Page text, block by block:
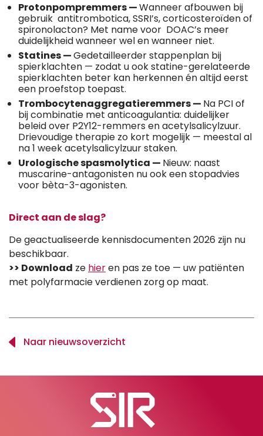
Protonpompremmers —Wanneer afbouwen bij
gebruik antitrombotica, SSRI’s, corticosteroïden of
spironolacton? Met name voor DOAC’s meer
duidelijkheid wanneer wel en wanneer niet.
Statines —Gedetailleerder stappenplan bij
spierklachten — zodat u ook statine-gerelateerde
spierklachten beter kan herkennen én altijd eerst
een proefstop toepast.
Trombocytenaggregatieremmers — Na PCI of
bij combinatie met anticoagulantia: duidelijker
beleid over P2Y12-remmers en acetylsalicylzuur.
Drievoudige therapie zo kort mogelijk — meestal al
na 1 week acetylsalicylzuur staken.
Urologische spasmolytica — Nieuw: naast
muscarine-antagonisten nu ook een stopadvies
voor bèta-3-agonisten.
Direct aan de slag?
De geactualiseerde kennisdocumenten 2026 zijn nu
beschikbaar.
>> Download ze hieren pas ze toe — uw patiënten
met polyfarmacie verdienen zorg op maat.
Naar nieuwsoverzicht